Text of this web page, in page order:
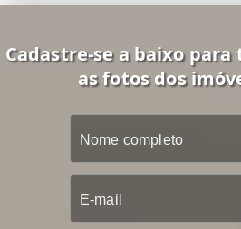
Cadastre-se a baixo para
as fotos dos